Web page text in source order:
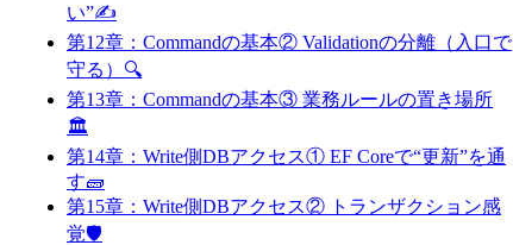
い”✍️
第12章：Commandの基本② Validationの分離（入口で
守る）🔍
第13章：Commandの基本③ 業務ルールの置き場所
🏛️
第14章：Write側DBアクセス① EF Coreで“更新”を通
す🧱
第15章：Write側DBアクセス② トランザクション感
覚🛡️